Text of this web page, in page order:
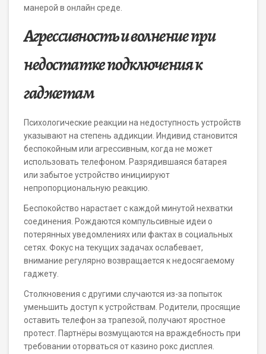
манерой в онлайн среде.
Агрессивность и волнение при
недостатке подключения к
гаджетам
Психологические реакции на недоступность устройств
указывают на степень аддикции. Индивид становится
беспокойным или агрессивным, когда не может
использовать телефоном. Разрядившаяся батарея
или забытое устройство инициируют
непропорциональную реакцию.
Беспокойство нарастает с каждой минутой нехватки
соединения. Рождаются компульсивные идеи о
потерянных уведомлениях или фактах в социальных
сетях. Фокус на текущих задачах ослабевает,
внимание регулярно возвращается к недосягаемому
гаджету.
Столкновения с другими случаются из-за попыток
уменьшить доступ к устройствам. Родители, просящие
оставить телефон за трапезой, получают яростное
протест. Партнёры возмущаются на враждебность при
требовании оторваться от казино рокс дисплея.